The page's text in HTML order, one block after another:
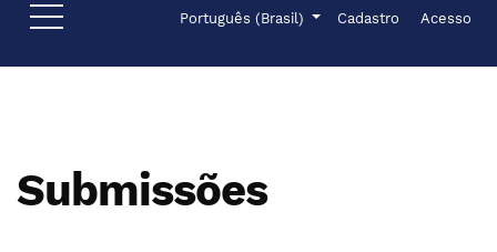
Ir para o menu de navegação principal
Ir para o conteúdo principal
Ir para o rodapé Idioma
Português (Brasil)
Menu de Cadastro Acesso
Submissões